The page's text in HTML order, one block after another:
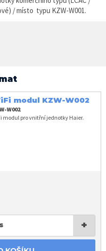
/ místo typu KZW-W001.
modul KZW-W002
W002
modul pro vnitřní jednotky Haier.
+